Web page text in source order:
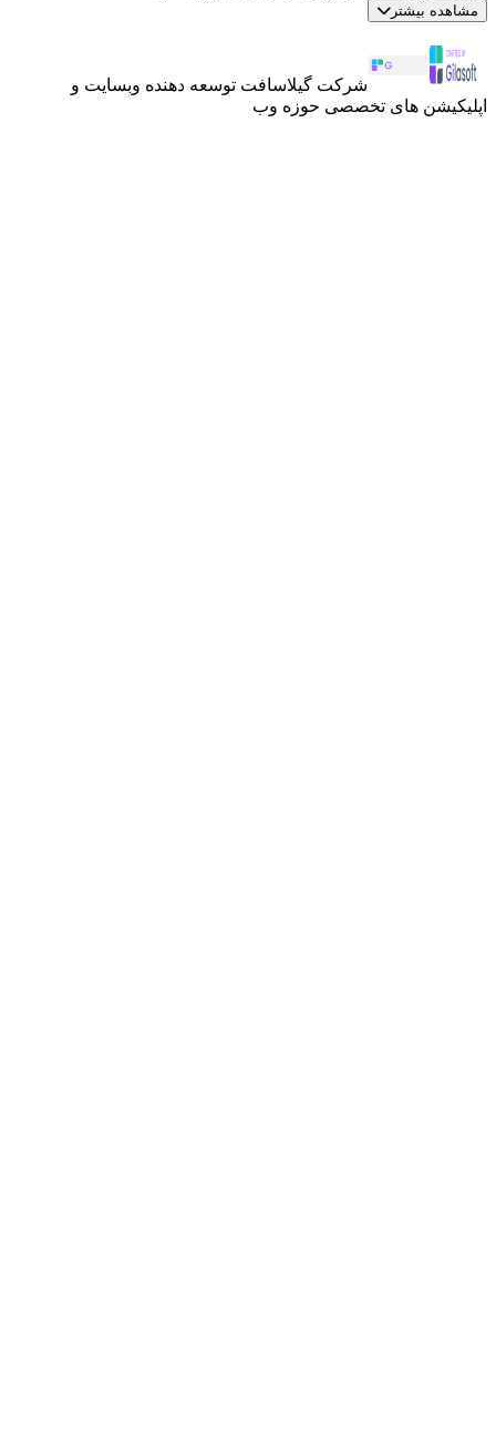
مشاهده بیشتر
شرکت گیلاسافت توسعه دهنده وبسایت و
اپلیکیشن های تخصصی حوزه وب